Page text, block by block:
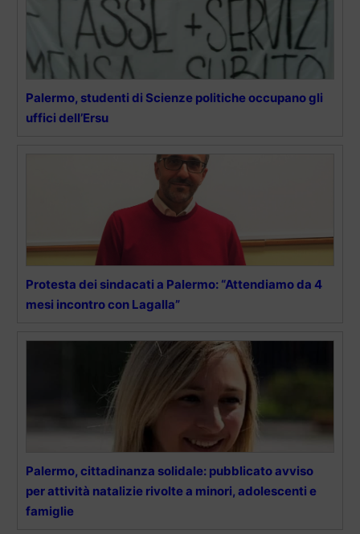
Palermo, studenti di Scienze politiche occupano gli
uffici dell’Ersu
Protesta dei sindacati a Palermo: “Attendiamo da 4
mesi incontro con Lagalla”
Palermo, cittadinanza solidale: pubblicato avviso
per attività natalizie rivolte a minori, adolescenti e
famiglie